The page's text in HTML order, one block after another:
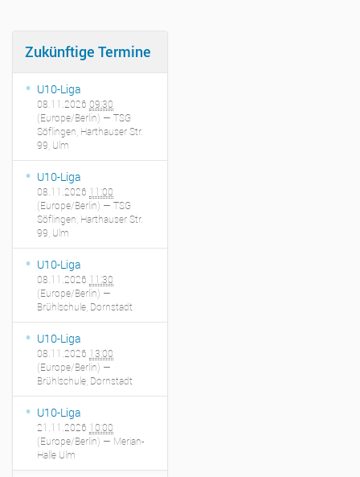
Zukünftige Termine
U10-Liga
08.11.2026 09:30
(Europe/Berlin) — TSG
Söflingen, Harthauser Str.
99, Ulm
U10-Liga
08.11.2026 11:00
(Europe/Berlin) — TSG
Söflingen, Harthauser Str.
99, Ulm
U10-Liga
08.11.2026 11:30
(Europe/Berlin) —
Brühlschule, Dornstadt
U10-Liga
08.11.2026 13:00
(Europe/Berlin) —
Brühlschule, Dornstadt
U10-Liga
21.11.2026 10:00
(Europe/Berlin) — Merian-
Halle Ulm